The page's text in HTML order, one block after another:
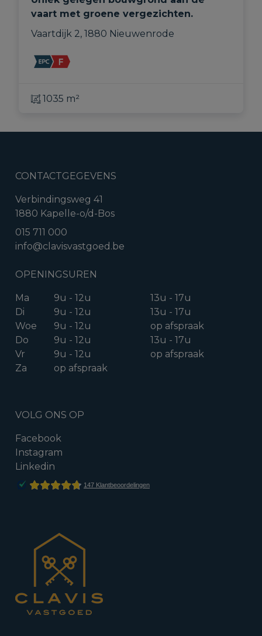
vaart met groene vergezichten.
Vaartdijk 2, 1880 Nieuwenrode
1035 m²
CONTACTGEGEVENS
Verbindingsweg 41
1880 Kapelle-o/d-Bos
015 711 000
info@clavisvastgoed.be
OPENINGSUREN
Ma 9u - 12u
13u - 17u
Di
9u - 12u
13u - 17u
Woe
9u - 12u
op afspraak
Do
9u - 12u
13u - 17u
Vr
9u - 12u
op afspraak
Za
op afspraak
VOLG ONS OP
Facebook
Instagram
Linkedin